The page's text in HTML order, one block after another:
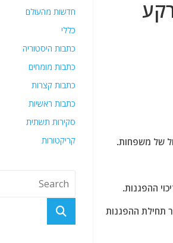
של משפחות.
ההפגנות.
תחילת ההפגנות
חדשות מהעולם
כללי
כתבות היסטוריה
כתבות מומחים
כתבות קצרות
כתבות ראשיות
סקירות תשתית
קריקטורות